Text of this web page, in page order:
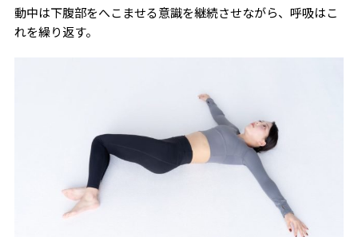
動中は下腹部をへこませる意識を継続させながら、呼吸はこ
れを繰り返す。